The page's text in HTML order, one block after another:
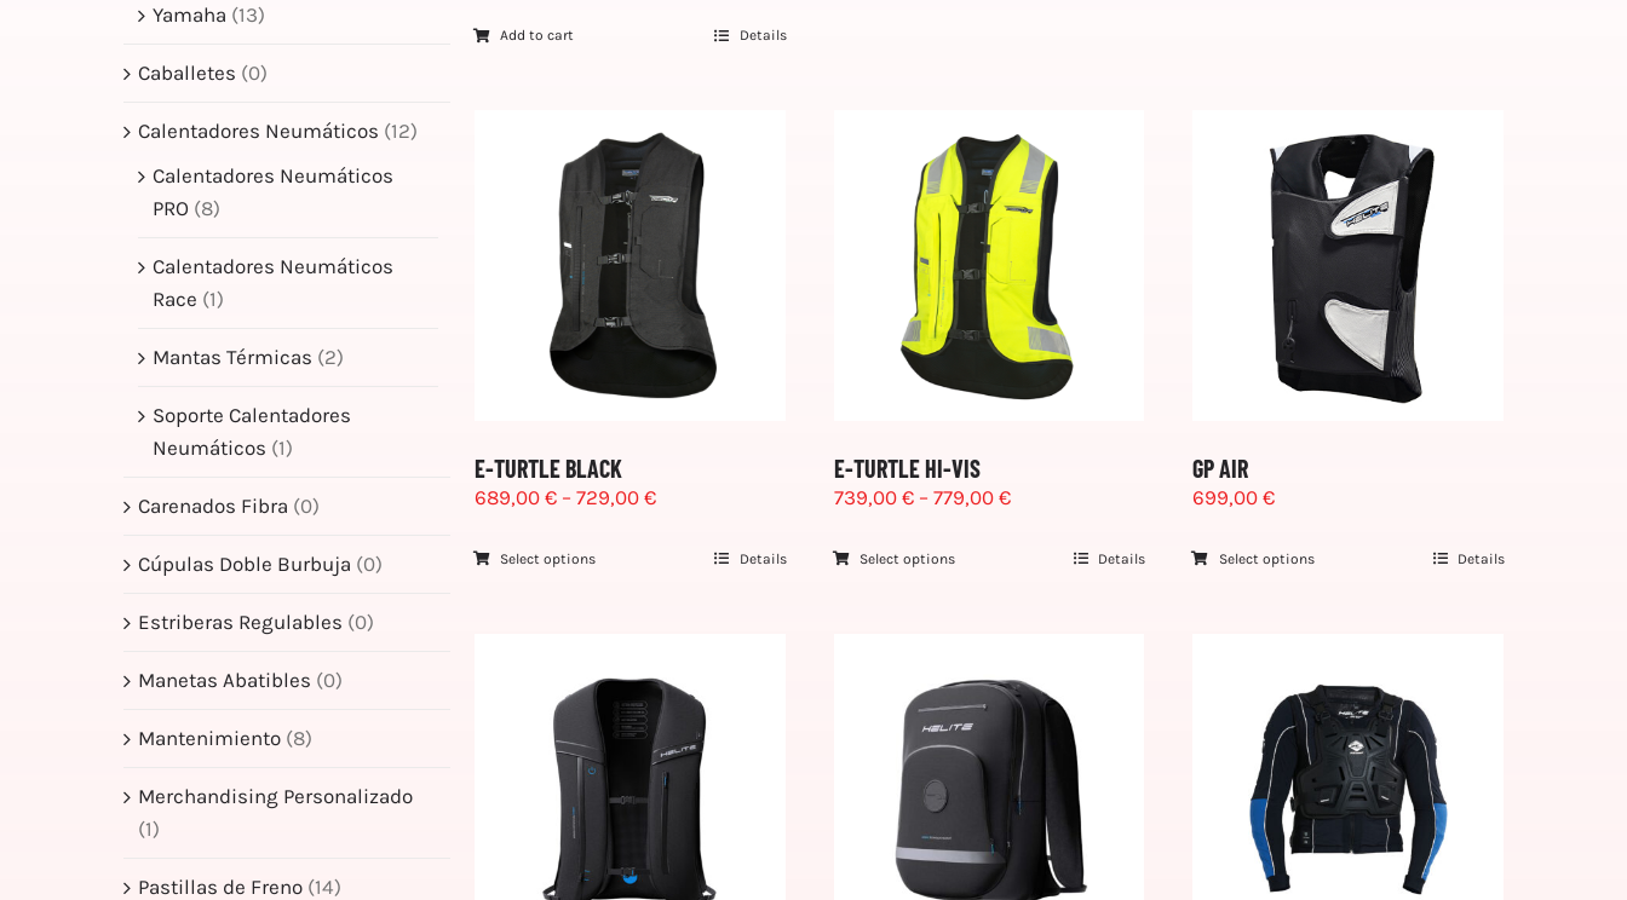
Yamaha (13)
Caballetes (0)
Calentadores Neumáticos (12)
Calentadores Neumáticos
PRO (8)
Calentadores Neumáticos
Race (1)
Mantas Térmicas (2)
Soporte Calentadores
Neumáticos (1)
Carenados Fibra (0)
Cúpulas Doble Burbuja (0)
Estriberas Regulables (0)
Manetas Abatibles (0)
Mantenimiento (8)
Merchandising Personalizado
(1)
Pastillas de Freno (14)
Add to cart Details
E-TURTLE BLACK
689,00 € – 729,00 €
Select options Details
E-TURTLE HI-VIS
739,00 €– 779,00 €
Select options Details
GP AIR
699,00€
Select options Details